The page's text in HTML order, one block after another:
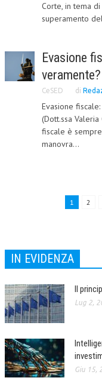
AMMINISTRATIVA
GIURISPRUDENZA
EUROPEA
COSTITUZIONALE
CIVILE
PUBBLICAZIONI
TELEGRAM
MANUALI E
Corte, in tema
superamento
Evasione
veramente?
CeSED di
Evasione
(Dott.ssa
fiscale è
manovra...
1 2
IN EVIDENZA
Il
Lug 2,
Giu 15,